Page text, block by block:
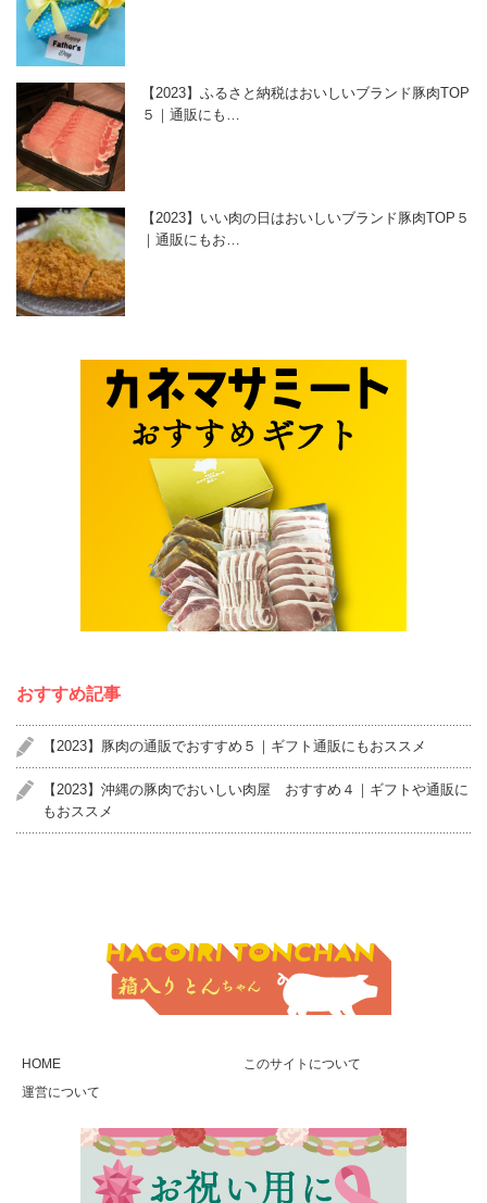
【2023】ふるさと納税はおいしいブランド豚肉TOP
５｜通販にも…
【2023】いい肉の日はおいしいブランド豚肉TOP５
｜通販にもお…
おすすめ記事
【2023】豚肉の通販でおすすめ５｜ギフト通販にもおススメ
【2023】沖縄の豚肉でおいしい肉屋 おすすめ４｜ギフトや通販に
もおススメ
HOME
このサイトについて
運営について